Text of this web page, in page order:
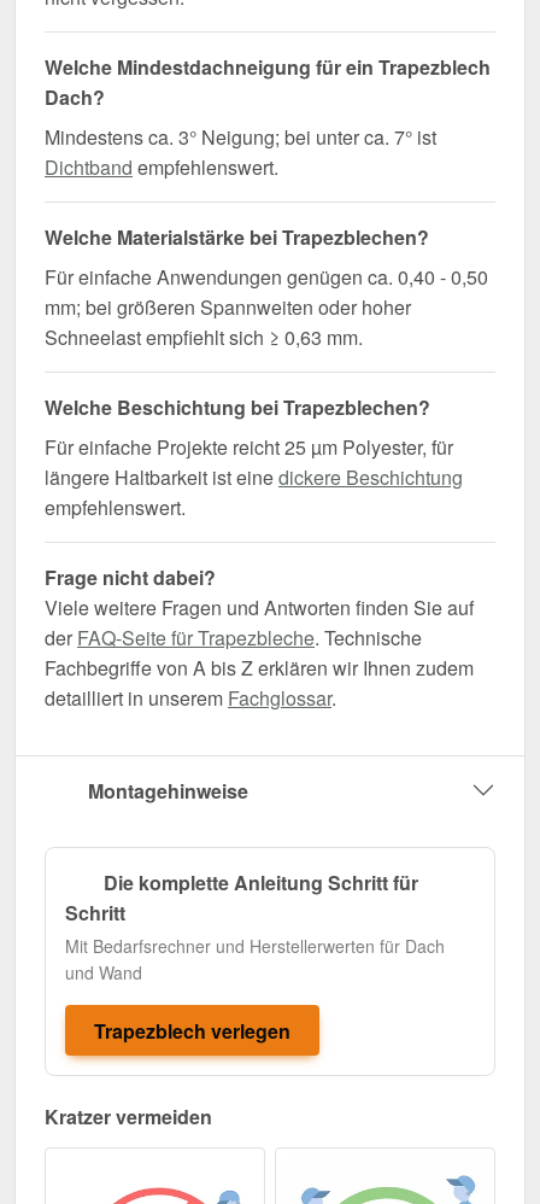
Welche Mindestdachneigung für ein Trapezblech
Dach?
Mindestens ca. 3° Neigung; bei unter ca. 7° ist
Dichtband empfehlenswert.
Welche Materialstärke bei Trapezblechen?
Für einfache Anwendungen genügen ca. 0,40 - 0,50
mm; bei größeren Spannweiten oder hoher
Schneelast empfiehlt sich ≥ 0,63 mm.
Welche Beschichtung bei Trapezblechen?
Für einfache Projekte reicht 25 µm Polyester, für
längere Haltbarkeit ist einedickere Beschichtung
empfehlenswert.
Frage nicht dabei?
Viele weitere Fragen und Antworten finden Sie auf
der FAQ-Seite für Trapezbleche. Technische
Fachbegriffe von A bis Z erklären wir Ihnen zudem
detailliert in unserem Fachglossar.
Montagehinweise
Die komplette Anleitung Schritt für
Schritt
Mit Bedarfsrechner und Herstellerwerten für Dach
und Wand
Trapezblech verlegen
Kratzer vermeiden